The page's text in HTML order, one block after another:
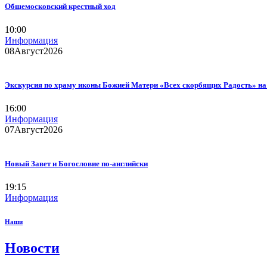
Общемосковский крестный ход
10:00
Информация
08Август2026
Экскурсия по храму иконы Божией Матери «Всех скорбящих Радость»
16:00
Информация
07Август2026
Новый Завет и Богословие по-английски
19:15
Информация
Наши
Новости